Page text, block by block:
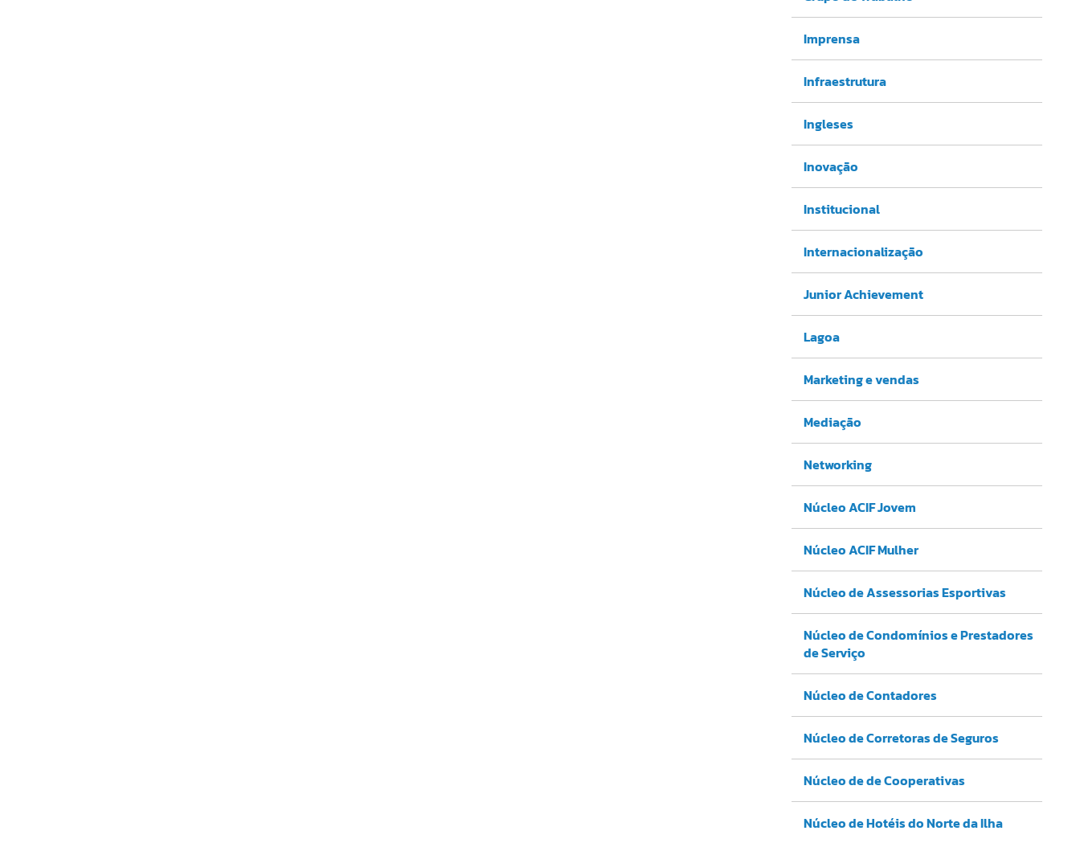
Imprensa
Infraestrutura
Ingleses
Inovação
Institucional
Internacionalização
Junior Achievement
Lagoa
Marketing e vendas
Mediação
Networking
Núcleo ACIF Jovem
Núcleo ACIF Mulher
Núcleo de Assessorias Esportivas
Núcleo de Condomínios e Prestadores
de Serviço
Núcleo de Contadores
Núcleo de Corretoras de Seguros
Núcleo de de Cooperativas
Núcleo de Hotéis do Norte da Ilha